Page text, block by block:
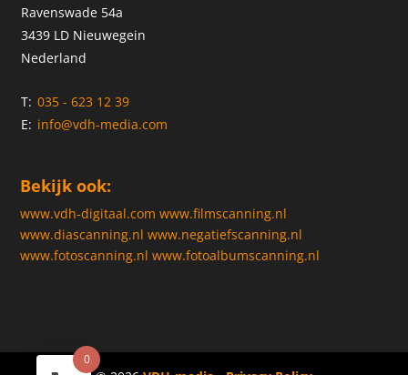
Ravenswade 54a
3439 LD Nieuwegein
Nederland
T: 035 - 623 12 39
E: info@vdh-media.com
Bekijk ook:
www.vdh-digitaal.com www.filmscanning.nl
www.diascanning.nl www.negatiefscanning.nl
www.fotoscanning.nl www.fotoalbumscanning.nl
0